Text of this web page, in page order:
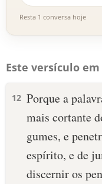
Resta 1 conversa hoje
Este versículo
12 Porque a
mais cortante
gumes, e
espírito, e de
discernir os